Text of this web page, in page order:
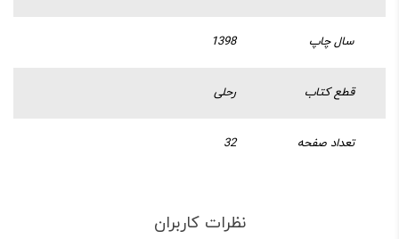
سال چاپ 1398
قطع کتاب رحلی
تعداد صفحه 32
نظرات کاربران